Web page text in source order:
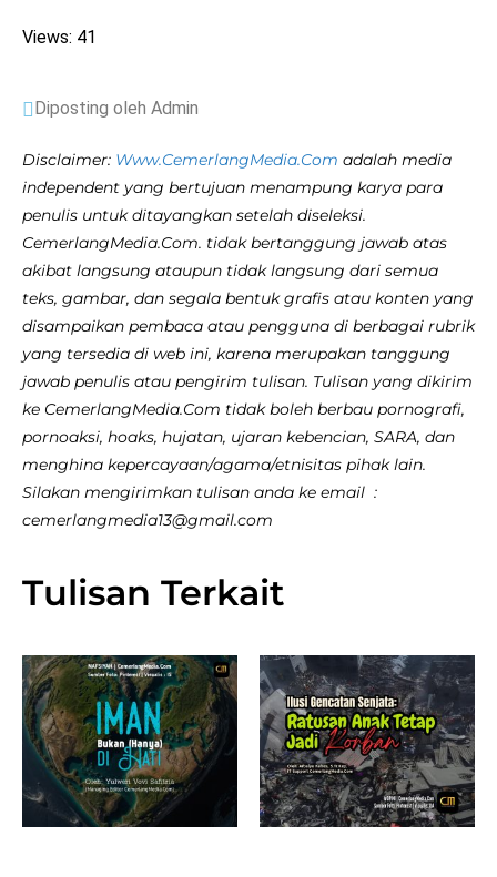
Views: 41
Diposting oleh Admin
Disclaimer: Www.CemerlangMedia.Com adalah media
independent yang bertujuan menampung karya para
penulis untuk ditayangkan setelah diseleksi.
CemerlangMedia.Com. tidak bertanggung jawab atas
akibat langsung ataupun tidak langsung dari semua
teks, gambar, dan segala bentuk grafis atau konten yang
disampaikan pembaca atau pengguna di berbagai rubrik
yang tersedia di web ini, karena merupakan tanggung
jawab penulis atau pengirim tulisan. Tulisan yang dikirim
ke CemerlangMedia.Com tidak boleh berbau pornografi,
pornoaksi, hoaks, hujatan, ujaran kebencian, SARA, dan
menghina kepercayaan/agama/etnisitas pihak lain.
Silakan mengirimkan tulisan anda ke email :
cemerlangmedia13@gmail.com
Tulisan Terkait